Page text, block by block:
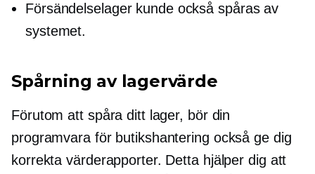
Försändelselager kunde också spåras av
systemet.
Spårning av lagervärde
Förutom att spåra ditt lager, bör din
programvara för butikshantering också ge dig
korrekta värderapporter. Detta hjälper dig att